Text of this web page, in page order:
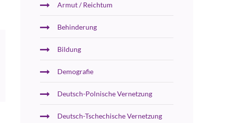
Armut / Reichtum
Behinderung
Bildung
Demografie
Deutsch-Polnische Vernetzung
Deutsch-Tschechische Vernetzung